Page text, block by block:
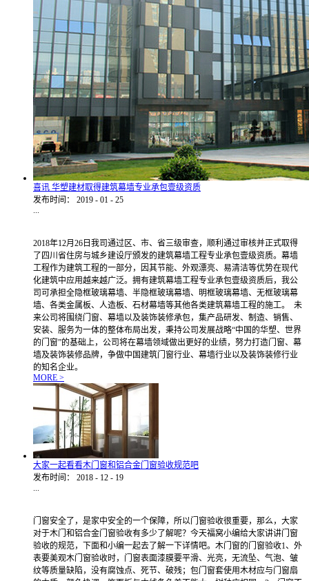
喜讯 华塑建材取得建筑幕墙专业承包壹级资质
发布时间：
2019 - 01 - 25
...
2018年12月26日我司通过区、市、省三级审查，顺利通过审核并正式取得
了四川省住房与城乡建设厅颁发的建筑幕墙工程专业承包壹级资质。幕墙
工程作为建筑工程的一部分，因其节能、外观漂亮、易清洁等优势在现代
化建筑中应用越来越广泛。拥有建筑幕墙工程专业承包壹级资质后，我公
司可承担全隐框玻璃幕墙、半隐框玻璃幕墙、明框玻璃幕墙、无框玻璃幕
墙、各类金属板、人造板、石材幕墙等其他各类建筑幕墙工程的施工。 未
来公司将围绕门窗、幕墙以及装饰装修承包，集产品研发、制造、销售、
安装、服务为一体的整体布局出发，秉持公司发展战略“中国的华塑、世界
的门窗”的基础上，公司将在幕墙领域做出更好的业绩，努力打造门窗、幕
墙及装饰装修品牌，争做中国建筑门窗行业、幕墙行业以及装饰装修行业
的知名企业。
MORE >
大家一起看看木门窗和铝合金门窗验收规范吧
发布时间：
2018 - 12 - 19
...
门窗安全了，是家中安全的一个保障，所以门窗验收很重要，那么，大家
对于木门和铝合金门窗验收有多少了解呢？今天福窝小编给大家讲讲门窗
验收的规范，下面和小编一起去了解一下详情吧。木门窗的门窗验收1、外
表要美观木门窗验收时，门窗表面漆膜要平滑、光亮，无流坠、气泡、皱
纹等质量缺陷，没有腐蚀点、死节、破残；包门窗套使用木材应与门窗扇